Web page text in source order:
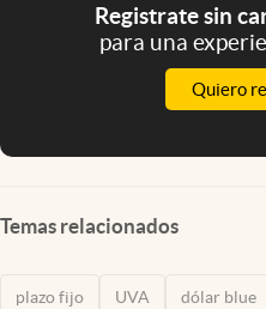
Registrate sin
para una
Quiero
Temas relacionados
plazo fijo UVA dólar blue